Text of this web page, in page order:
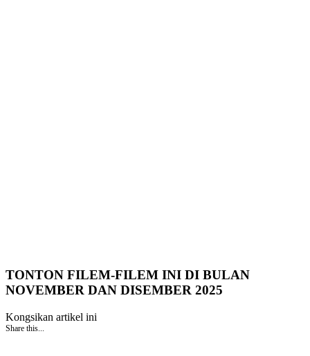
TONTON FILEM-FILEM INI DI BULAN
NOVEMBER DAN DISEMBER 2025
Kongsikan artikel ini
Share this...